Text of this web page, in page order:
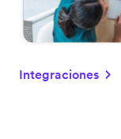
Integraciones